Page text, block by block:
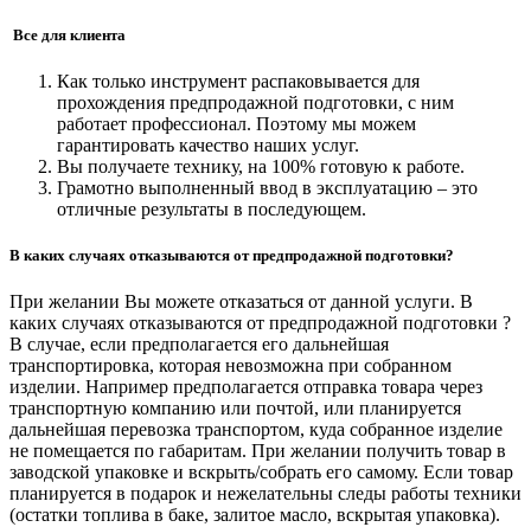
Все для клиента
Как только инструмент распаковывается для
прохождения предпродажной подготовки, с ним
работает профессионал. Поэтому мы можем
гарантировать качество наших услуг.
Вы получаете технику, на 100% готовую к работе.
Грамотно выполненный ввод в эксплуатацию – это
отличные результаты в последующем.
В каких случаях отказываются от предпродажной подготовки?
При желании Вы можете отказаться от данной услуги. В
каких случаях отказываются от предпродажной подготовки ?
В случае, если предполагается его дальнейшая
транспортировка, которая невозможна при собранном
изделии. Например предполагается отправка товара через
транспортную компанию или почтой, или планируется
дальнейшая перевозка транспортом, куда собранное изделие
не помещается по габаритам. При желании получить товар в
заводской упаковке и вскрыть/собрать его самому. Если товар
планируется в подарок и нежелательны следы работы техники
(остатки топлива в баке, залитое масло, вскрытая упаковка).